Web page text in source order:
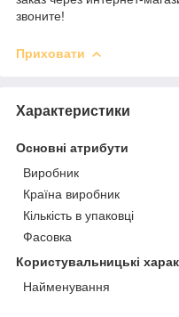
звоните!
Приховати
Характеристики
Основні атрибути
Виробник
Країна виробник
Кількість в упаковці
Фасовка
Користувальницькі
Найменування